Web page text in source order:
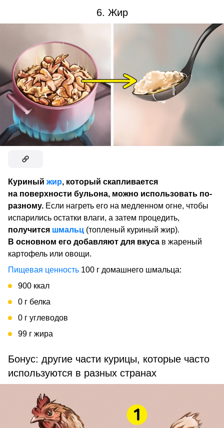
6. Жир
Куриный жир, который скапливается
на поверхности бульона, можно использовать по-
разному. Если нагреть его на медленном огне, чтобы
испарились остатки влаги, а затем процедить,
получится шмальц (топленый куриный жир).
В основном его добавляют для вкуса в жареный
картофель или овощи.
Пищевая ценность 100 г домашнего шмальца:
900 ккал
0 г белка
0 г углеводов
99 г жира
Бонус: другие части курицы, которые часто
используются в разных странах